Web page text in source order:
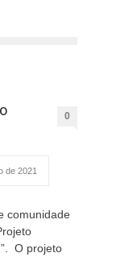
0
de 2021
comunidade
O projeto